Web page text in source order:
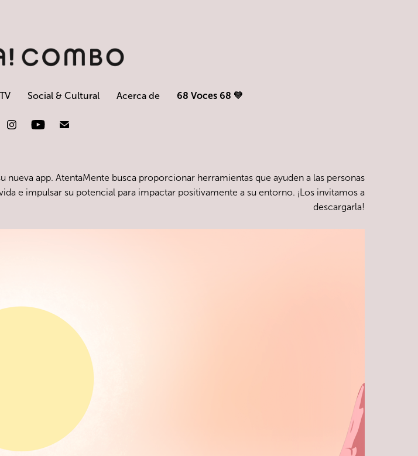
Social & Cultural Acerca de 68 Voces 68 💛
nueva app. AtentaMente busca proporcionar herramientas que ayuden a las personas
e impulsar su potencial para impactar positivamente a su entorno. ¡Los invitamos a
descargarla!